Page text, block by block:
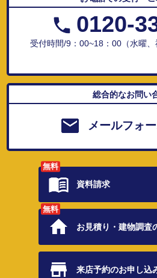
0120-
受付時間/9：00~18：00（水曜、
総合的なお問い
メールフォ
無料
資料請求
無料
お見積り・建物調査
来店予約のお申し込